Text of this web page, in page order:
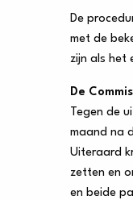
De
met de
zijn als het
De
Tegen de
maand na
Uiteraard
zetten en
en beide